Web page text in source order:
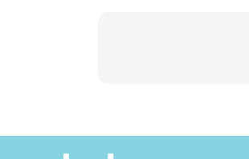
merancang dengan
Nak lagi mudah, ibu-ibu